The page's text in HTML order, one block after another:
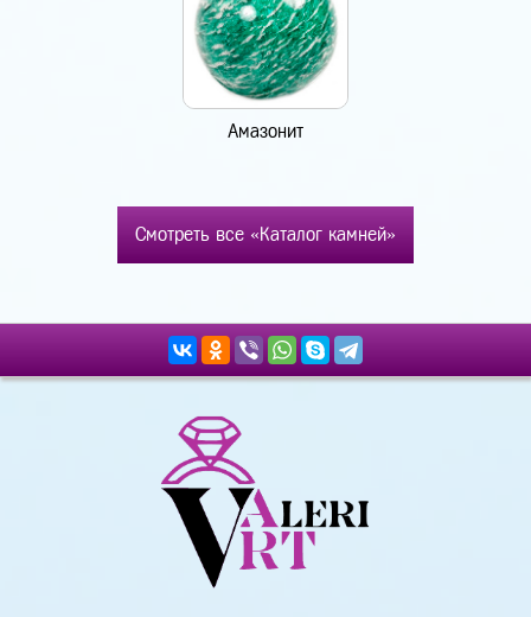
Амазонит
Смотреть все «Каталог камней»